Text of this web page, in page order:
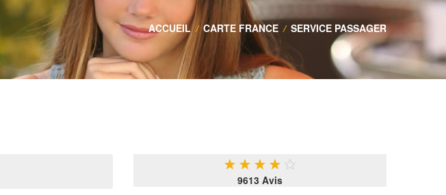
ACCUEIL / CARTE FRANCE / SERVICE PASSAGER
★ ★ ★ ★ ★
9613 Avis